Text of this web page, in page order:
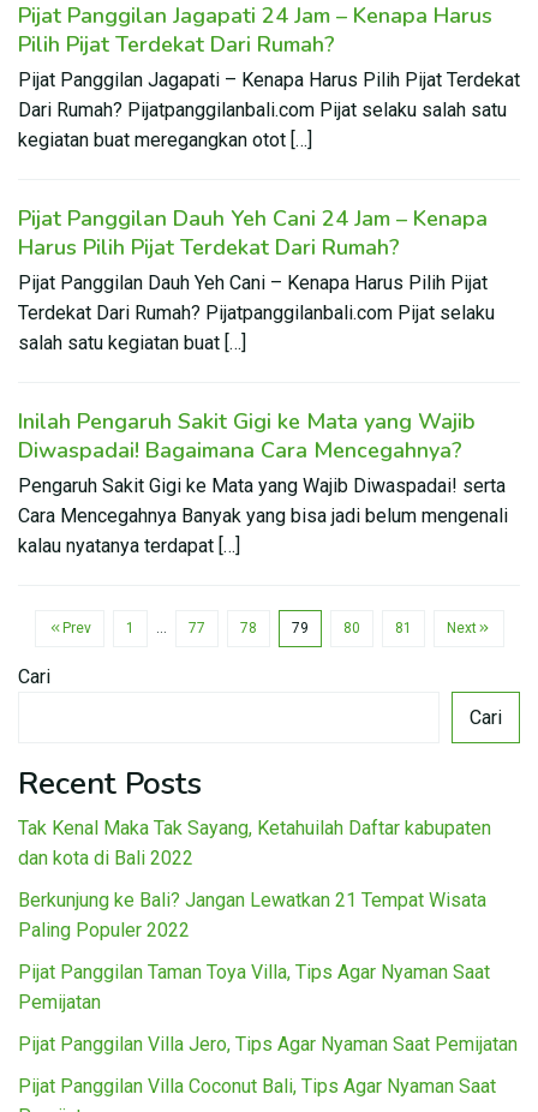
Pijat Panggilan Jagapati 24 Jam – Kenapa Harus
Pilih Pijat Terdekat Dari Rumah?
Pijat Panggilan Jagapati – Kenapa Harus Pilih Pijat Terdekat
Dari Rumah? Pijatpanggilanbali.com Pijat selaku salah satu
kegiatan buat meregangkan otot […]
Pijat Panggilan Dauh Yeh Cani 24 Jam – Kenapa
Harus Pilih Pijat Terdekat Dari Rumah?
Pijat Panggilan Dauh Yeh Cani – Kenapa Harus Pilih Pijat
Terdekat Dari Rumah? Pijatpanggilanbali.com Pijat selaku
salah satu kegiatan buat […]
Inilah Pengaruh Sakit Gigi ke Mata yang Wajib
Diwaspadai! Bagaimana Cara Mencegahnya?
Pengaruh Sakit Gigi ke Mata yang Wajib Diwaspadai! serta
Cara Mencegahnya Banyak yang bisa jadi belum mengenali
kalau nyatanya terdapat […]
Prev 1 … 77 78 79 80 81 Next
Cari
Cari
Recent Posts
Tak Kenal Maka Tak Sayang, Ketahuilah Daftar kabupaten
dan kota di Bali 2022
Berkunjung ke Bali? Jangan Lewatkan 21 Tempat Wisata
Paling Populer 2022
Pijat Panggilan Taman Toya Villa, Tips Agar Nyaman Saat
Pemijatan
Pijat Panggilan Villa Jero, Tips Agar Nyaman Saat Pemijatan
Pijat Panggilan Villa Coconut Bali, Tips Agar Nyaman Saat